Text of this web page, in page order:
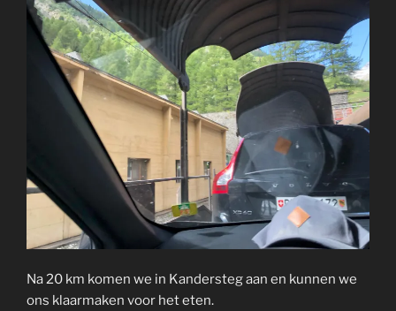
Na 20 km komen we in Kandersteg aan en kunnen we
ons klaarmaken voor het eten.